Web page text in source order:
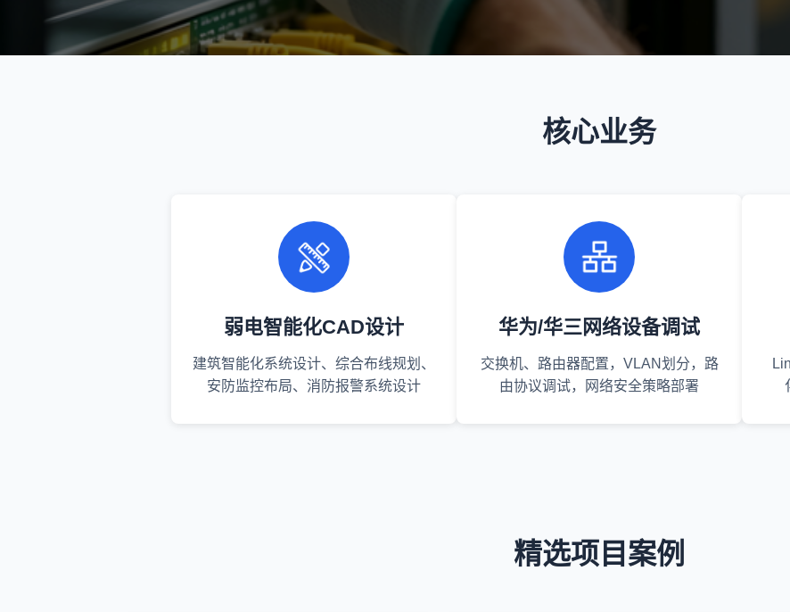
核心业务
弱电智能化CAD设计
建筑智能化系统设计、综合布线规划、
安防监控布局、消防报警系统设计
华为/华三网络设备调试
交换机、路由器配置，VLAN划分，路
由协议调试，网络安全策略部署
精选项目案例